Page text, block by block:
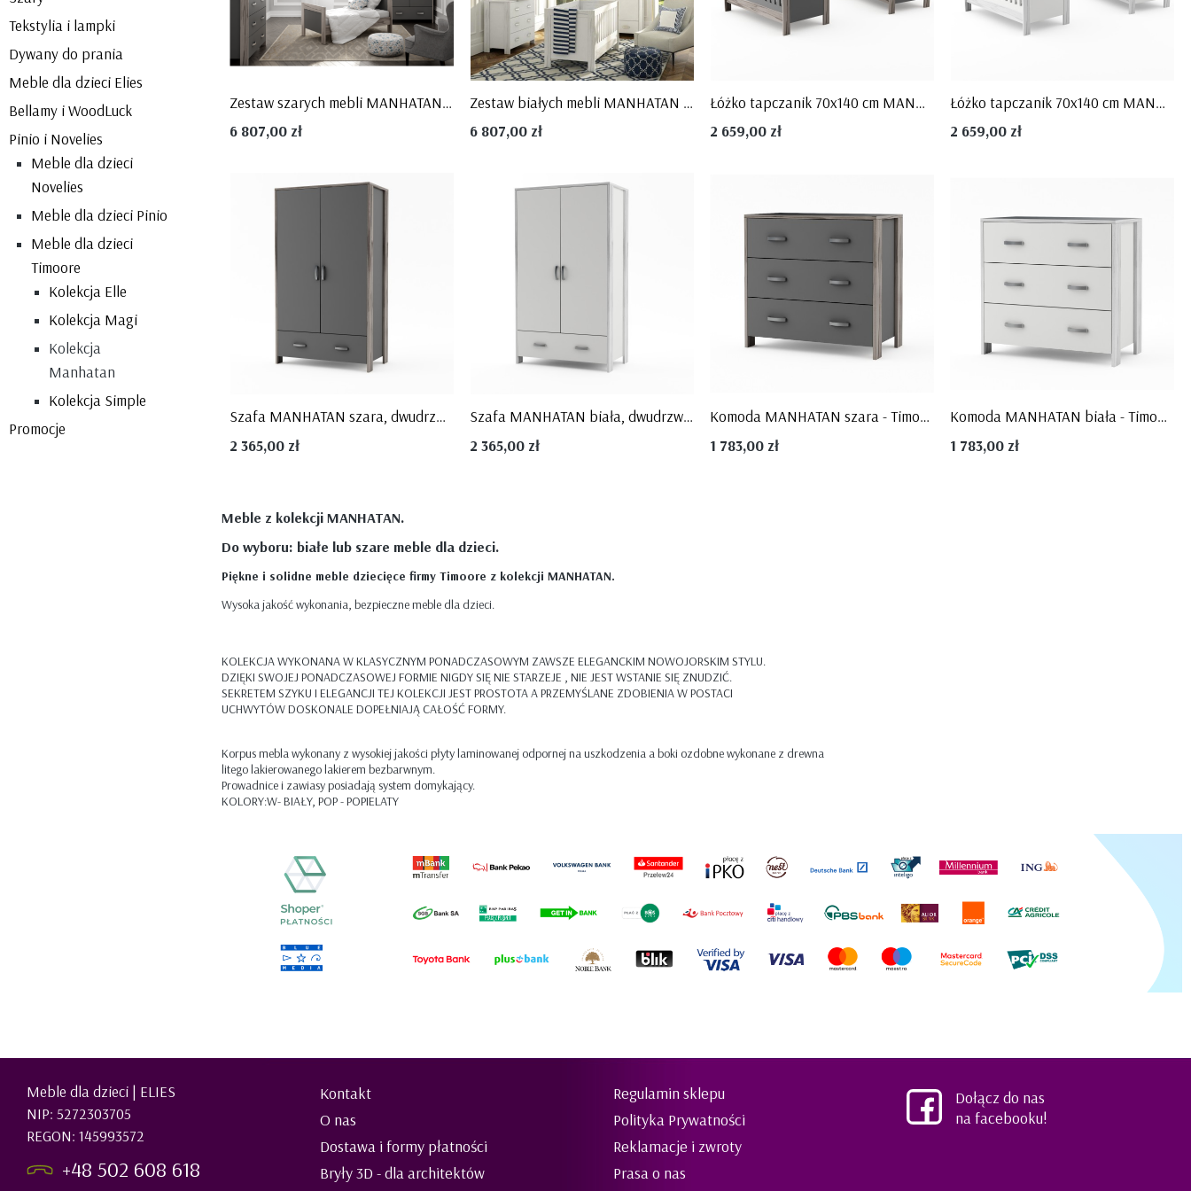
STRIPES
BLUE
Kolekcja Toteme Cube
Kolekcja Toteme Botanic
Kolekcja Amsterdam
Tekstylia i lampki
Dywany do prania
Meble dla dzieci Elies
Bellamy i WoodLuck
Pinio i Novelies
Meble dla dzieci
Novelies
Meble dla dzieci Pinio
Meble dla dzieci
Timoore
Kolekcja Elle
Kolekcja Magi
Kolekcja
Manhatan
Kolekcja Simple
Promocje
Zestaw szarych mebli MANHATAN 3el - Timoore
6 807,00 zł
Zestaw białych mebli MANHATAN 3el - Timoore
6 807,00 zł
Łóżko tapczanik 70x140 cm MANHATAN szare - Timoore
2 659,00 zł
Łóżko tapczanik 70x140 cm MANHATAN białe - Timoore
2 659,00 zł
Szafa MANHATAN szara, dwudrzwiowa z szufladą - Timoore
2 365,00 zł
Szafa MANHATAN biała, dwudrzwiowa z szufladą - Timoore
2 365,00 zł
Komoda MANHATAN szara - Timoore
1 783,00 zł
Komoda MANHATAN biała - Timoore
1 783,00 zł
Meble z kolekcji MANHATAN.
Do wyboru: białe lub szare meble dla dzieci.
Piękne i solidne meble dziecięce firmy Timoore z kolekcji MANHATAN.
Wysoka jakość wykonania, bezpieczne meble dla dzieci.
KOLEKCJA WYKONANA W KLASYCZNYM PONADCZASOWYM ZAWSZE ELEGANCKIM NOWOJORSKIM STYLU.
DZIĘKI SWOJEJ PONADCZASOWEJ FORMIE NIGDY SIĘ NIE STARZEJE , NIE JEST WSTANIE SIĘ ZNUDZIĆ.
SEKRETEM SZYKU I ELEGANCJI TEJ KOLEKCJI JEST PROSTOTA A PRZEMYŚLANE ZDOBIENIA W POSTACI
UCHWYTÓW DOSKONALE DOPEŁNIAJĄ CAŁOŚĆ FORMY.
Korpus mebla wykonany z wysokiej jakości płyty laminowanej odpornej na uszkodzenia a boki ozdobne wykonane z drewna
litego lakierowanego lakierem bezbarwnym.
Prowadnice i zawiasy posiadają system domykający.
KOLORY:W- BIAŁY, POP - POPIELATY
Meble dla dzieci | ELIES
NIP: 5272303705
REGON: 145993572
+48 502 608 618
Kontakt
O nas
Dostawa i formy płatności
Bryły 3D - dla architektów
Regulamin sklepu
Polityka Prywatności
Reklamacje i zwroty
Prasa o nas
Dołącz do nas
na facebooku!